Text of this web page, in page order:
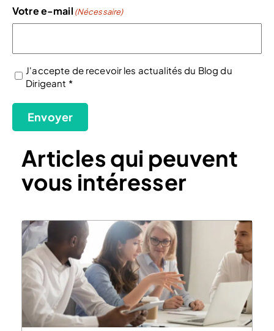
Votre e-mail (Nécessaire)
(Nécessaire)
J'accepte de recevoir les actualités du Blog du
Dirigeant *
Envoyer
Articles qui peuvent
vous intéresser